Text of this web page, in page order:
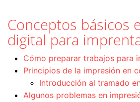
Conceptos básicos
digital para
Cómo preparar trabajos para
Principios de la impresión en
Introducción al tramado
Algunos problemas en